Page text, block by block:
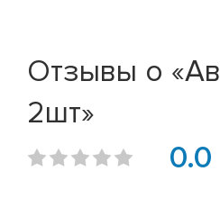
Отзывы о
2шт»
0.0